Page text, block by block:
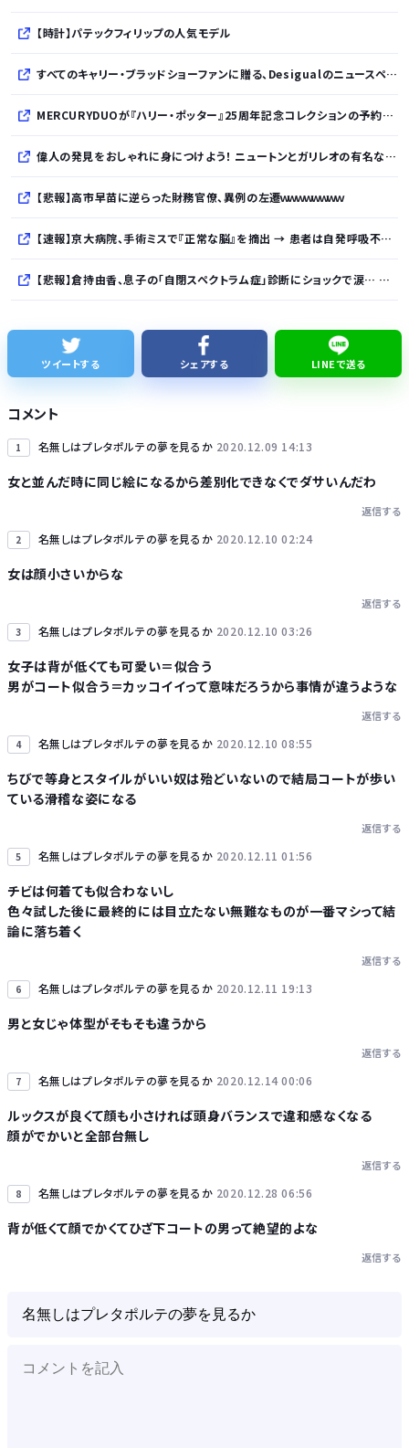
【時計】パテックフィリップの人気モデル
すべてのキャリー・ブラッドショーファンに贈る、Desigualのニュースペーパープリントコレクション
MERCURYDUOが『ハリー・ポッター』25周年記念コレクションの予約を開始
偉人の発見をおしゃれに身につけよう！ ニュートンとガリレオの有名な発見をモチーフにした、クールタッチTシャツ＆トートバッグが発売されました【QurioStore】
【悲報】高市早苗に逆らった財務官僚、異例の左遷ｗｗｗｗｗｗｗｗ
【速報】京大病院、手術ミスで『正常な脳』を摘出 → 患者は自発呼吸不可能な植物状態に
【悲報】倉持由香、息子の「自閉スペクトラム症」診断にショックで涙… 見逃していた乳幼児期のサインとは？
SES10年目のワイ、転職するか迷う
このパソコン買おうか迷ってるから背中を刺してくれｗｗｗ
Powered by livedoor 相互RSS
ツイートする シェアする LINEで送る
コメント
1 名無しはプレタポルテの夢を見るか 2020.12.09 14:13
女と並んだ時に同じ絵になるから差別化できなくでダサいんだわ
返信する
2 名無しはプレタポルテの夢を見るか 2020.12.10 02:24
女は顔小さいからな
返信する
3 名無しはプレタポルテの夢を見るか 2020.12.10 03:26
女子は背が低くても可愛い＝似合う
男がコート似合う＝カッコイイって意味だろうから事情が違うような
返信する
4 名無しはプレタポルテの夢を見るか 2020.12.10 08:55
ちびで等身とスタイルがいい奴は殆どいないので結局コートが歩い
ている滑稽な姿になる
返信する
5 名無しはプレタポルテの夢を見るか 2020.12.11 01:56
チビは何着ても似合わないし
色々試した後に最終的には目立たない無難なものが一番マシって結
論に落ち着く
返信する
6 名無しはプレタポルテの夢を見るか 2020.12.11 19:13
男と女じゃ体型がそもそも違うから
返信する
7 名無しはプレタポルテの夢を見るか 2020.12.14 00:06
ルックスが良くて顔も小さければ頭身バランスで違和感なくなる
顔がでかいと全部台無し
返信する
8 名無しはプレタポルテの夢を見るか 2020.12.28 06:56
背が低くて顔でかくてひざ下コートの男って絶望的よな
返信する